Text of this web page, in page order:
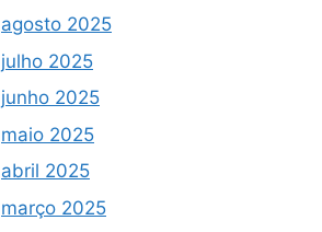
agosto 2025
julho 2025
junho 2025
maio 2025
abril 2025
março 2025